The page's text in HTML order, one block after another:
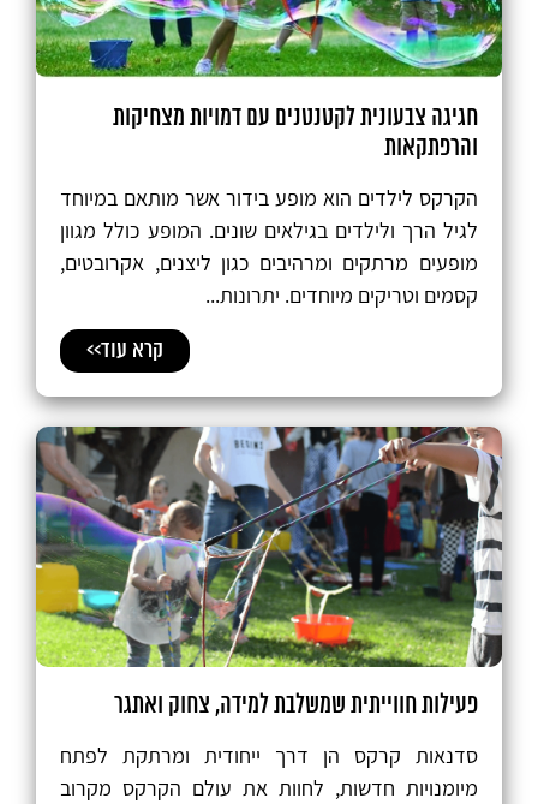
חגיגה צבעונית לקטנטנים עם דמויות מצחיקות
והרפתקאות
הקרקס לילדים הוא מופע בידור אשר מותאם במיוחד
לגיל הרך ולילדים בגילאים שונים. המופע כולל מגוון
מופעים מרתקים ומרהיבים כגון ליצנים, אקרובטים,
קסמים וטריקים מיוחדים. יתרונות...
קרא עוד>>
פעילות חווייתית שמשלבת למידה, צחוק ואתגר
סדנאות קרקס הן דרך ייחודית ומרתקת לפתח
מיומנויות חדשות, לחוות את עולם הקרקס מקרוב